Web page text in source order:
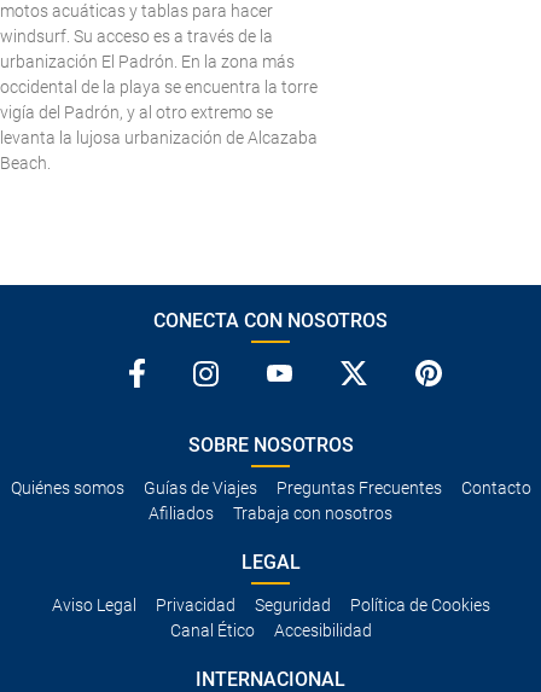
motos acuáticas y tablas para hacer
windsurf. Su acceso es a través de la
urbanización El Padrón. En la zona más
occidental de la playa se encuentra la torre
vigía del Padrón, y al otro extremo se
levanta la lujosa urbanización de Alcazaba
Beach.
CONECTA CON NOSOTROS
SOBRE NOSOTROS
Quiénes somos Guías de Viajes Preguntas Frecuentes
Contacto
Afiliados
Trabaja con nosotros
LEGAL
Aviso Legal Privacidad Seguridad
Política de Cookies
Canal Ético
Accesibilidad
INTERNACIONAL